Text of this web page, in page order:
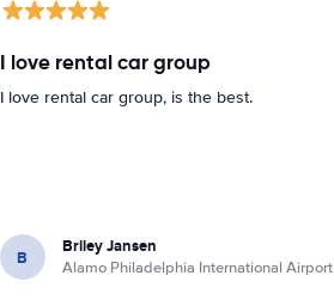
I love rental car group
I love rental car group, is the best.
B Briley Jansen
Alamo Philadelphia International Airport